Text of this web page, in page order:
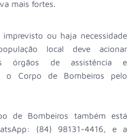
mais fortes.
ou haja necessidade
local deve acionar
órgãos de assistência e
o Corpo de Bombeiros pelo
de Bombeiros também está
(84) 98131-4416, e a